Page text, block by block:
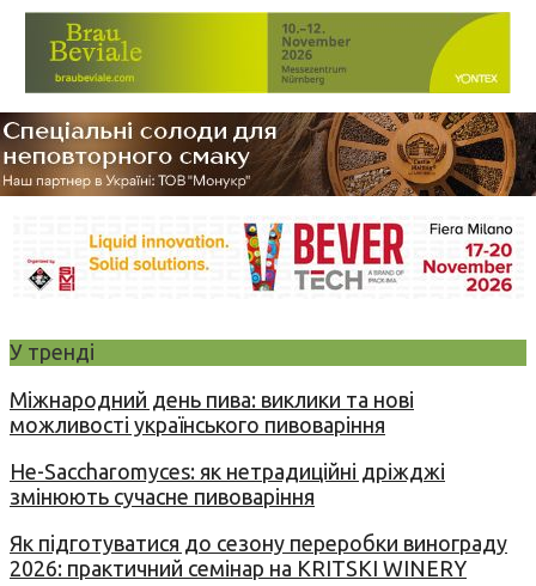
У тренді
Міжнародний день пива: виклики та нові
можливості українського пивоваріння
Не-Saccharomyces: як нетрадиційні дріжджі
змінюють сучасне пивоваріння
Як підготуватися до сезону переробки винограду
2026: практичний семінар на KRITSKI WINERY